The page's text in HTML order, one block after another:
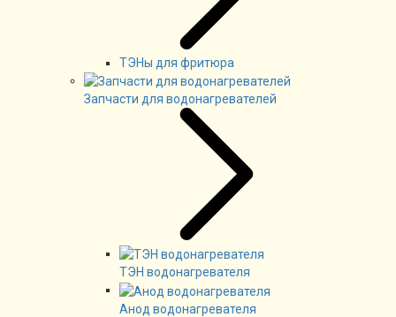
ТЭНы для фритюра
Запчасти для водонагревателей
ТЭН водонагревателя
Анод водонагревателя